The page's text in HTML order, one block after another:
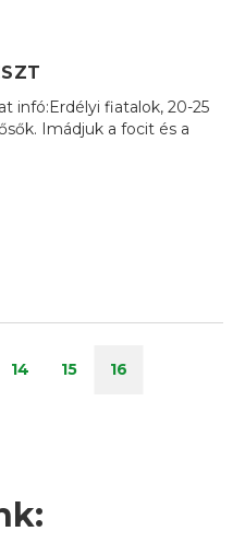
infó:Erdélyi fiatalok, 20-25
Imádjuk a focit és a
14 15 16